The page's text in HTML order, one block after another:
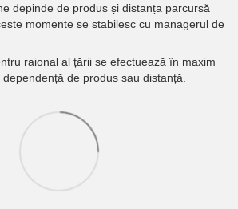
depinde de produs și distanța parcursă
momente se stabilesc cu managerul de
raional al țării se efectuează în maxim
de produs sau distanță.